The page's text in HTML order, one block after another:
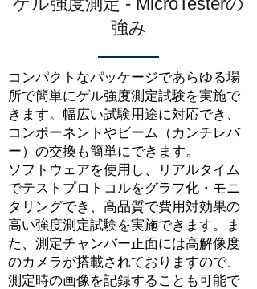
強み
コンパクトなパッケージであらゆる場
所で簡単にゲル強度測定試験を実施で
きます。幅広い試験用途に対応でき、
コンポーネントやビーム（カンチレバ
ー）の交換も簡単にできます。
ソフトウェアを使用し、リアルタイム
でテストプロトコルをグラフ化・モニ
タリングでき、高品質で費用対効果の
高い強度測定試験を実施できます。ま
た、測定チャンバー正面には高解像度
のカメラが搭載されておりますので、
測定時の画像を記録することも可能で